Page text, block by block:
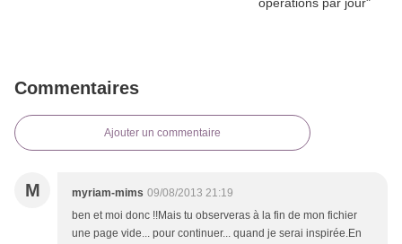
Commentaires
Ajouter un commentaire
M myriam-mims 09/08/2013 21:19
ben et moi donc !!Mais tu observeras à la fin de mon fichier
une page vide... pour continuer... quand je serai inspirée.En